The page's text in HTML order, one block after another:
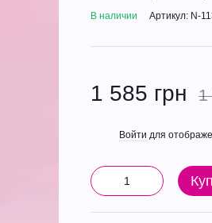
В наличии Артикул: N-
1 585 грн 1
Войти для